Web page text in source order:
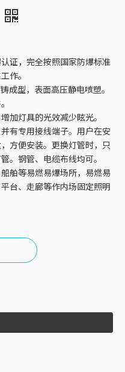
证，完全按照国家防爆标准
作。
成型，表面高压静电喷塑。
加灯具的光效减少眩光。
有专用接线端子。用户在安
方便安装。更换灯管时，只
。钢管、电缆布线均可。
舶等易燃易爆场所，易燃易
台、走廊等作内场固定照明